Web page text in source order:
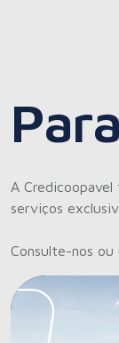
A
serviços
Consulte-nos ou